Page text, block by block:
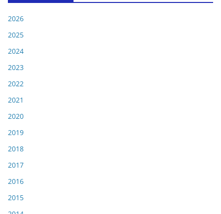
2026
2025
2024
2023
2022
2021
2020
2019
2018
2017
2016
2015